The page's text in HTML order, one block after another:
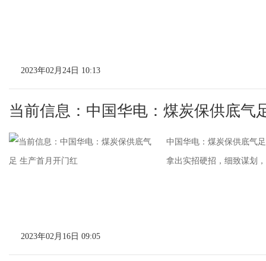
2023年02月24日 10:13
当前信息：中国华电：煤炭保供底气
中国华电：煤炭保供底气
拿出实招硬招，细致谋划
2023年02月16日 09:05